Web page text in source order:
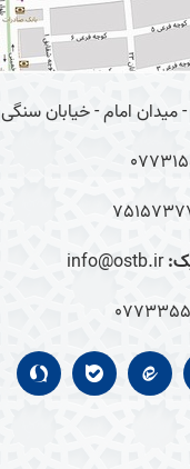
میدان امام - خیابان سنگی
info@ostb.ir